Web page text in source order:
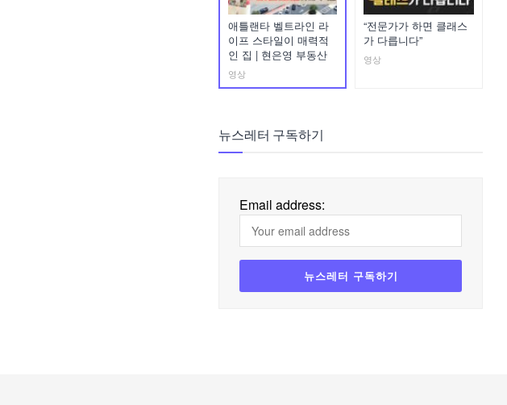
애틀랜타 벨트라인 라
이프 스타일이 매력적
인 집 | 현은영 부동산
영상
“전문가가 하면 클래스
가 다릅니다”
영상
뉴스레터 구독하기
Email address: